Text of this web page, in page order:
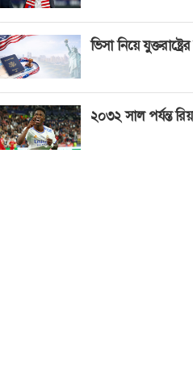
ভিসা নিয়ে
২০৩২ সাল পর্যন্ত